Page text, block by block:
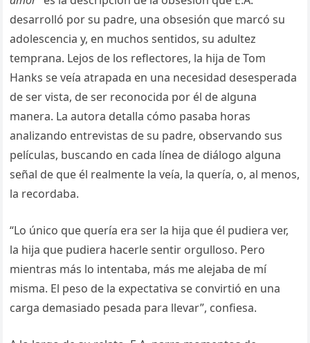
desarrolló por su padre, una obsesión que marcó su
adolescencia y, en muchos sentidos, su adultez
temprana. Lejos de los reflectores, la hija de Tom
Hanks se veía atrapada en una necesidad desesperada
de ser vista, de ser reconocida por él de alguna
manera. La autora detalla cómo pasaba horas
analizando entrevistas de su padre, observando sus
películas, buscando en cada línea de diálogo alguna
señal de que él realmente la veía, la quería, o, al menos,
la recordaba.
“Lo único que quería era ser la hija que él pudiera ver,
la hija que pudiera hacerle sentir orgulloso. Pero
mientras más lo intentaba, más me alejaba de mí
misma. El peso de la expectativa se convirtió en una
carga demasiado pesada para llevar”, confiesa.